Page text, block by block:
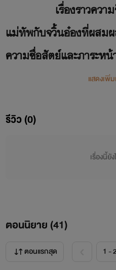
เรื่องราวความรั
แม่ทัพกับจวิ้นอ๋องที่ผสม
ความซื่อสัตย์และภาระห
จวิ้นอ๋องอย่างเ
เขาประทับใจในตัวนางมาก
เมื่อสวรรค์ลิขิตให้ฮ่อ
ตั้งแต่เสียมารด
หยิบจับสิ่งใด หรือแม้แ
แสดงเพิ่
รีวิว (0)
เรื่องนี้ยั
ตอนนิยาย (41)
ตอนแรกสุด